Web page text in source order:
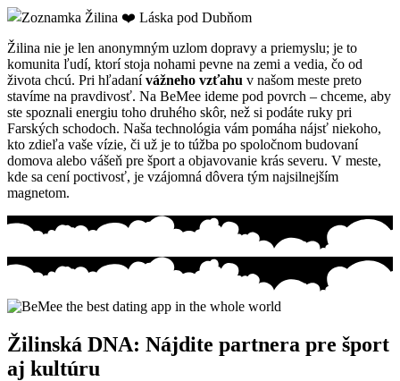
Žilina nie je len anonymným uzlom dopravy a priemyslu; je to
komunita ľudí, ktorí stoja nohami pevne na zemi a vedia, čo od
života chcú. Pri hľadanívážneho vzťahu v našom meste preto
stavíme na pravdivosť. Na BeMee ideme pod povrch – chceme, aby
ste spoznali energiu toho druhého skôr, než si podáte ruky pri
Farských schodoch. Naša technológia vám pomáha nájsť niekoho,
kto zdieľa vaše vízie, či už je to túžba po spoločnom budovaní
domova alebo vášeň pre šport a objavovanie krás severu. V meste,
kde sa cení poctivosť, je vzájomná dôvera tým najsilnejším
magnetom.
Žilinská DNA: Nájdite partnera pre šport
aj kultúru